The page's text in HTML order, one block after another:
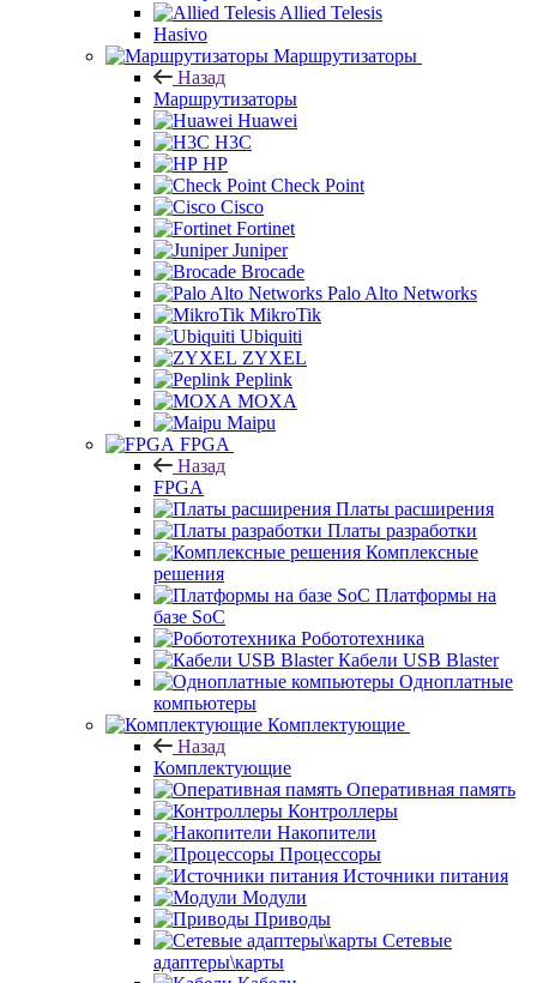
Allied Telesis
Hasivo
Маршрутизаторы
Назад
Маршрутизаторы
Huawei
H3C
HP
Check Point
Cisco
Fortinet
Juniper
Brocade
Palo Alto Networks
MikroTik
Ubiquiti
ZYXEL
Peplink
MOXA
Maipu
FPGA
Назад
FPGA
Платы расширения
Платы разработки
Комплексные
решения
Платформы на
базе SoC
Робототехника
Кабели USB Blaster
Одноплатные
компьютеры
Комплектующие
Назад
Комплектующие
Оперативная память
Контроллеры
Накопители
Процессоры
Источники питания
Модули
Приводы
Сетевые
адаптеры\карты